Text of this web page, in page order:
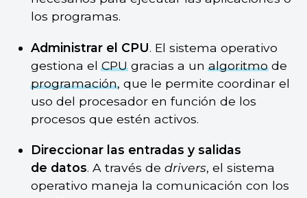
los programas.
Administrar el CPU. El sistema operativo
gestiona elCPUgracias a unalgoritmode
programación, que le permite coordinar el
uso del procesador en función de los
procesos que estén activos.
Direccionar las entradas y salidas
de datos. A través de drivers, el sistema
operativo maneja la comunicación con los